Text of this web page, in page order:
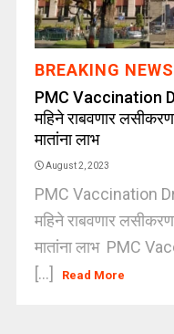
BREAKING NEWS
PMC Vaccination
महिने राबवणार
मातांना लाभ
August 2, 2023
PMC Vaccination
महिने राबवणार
मातांना लाभ PMC
[...]
Read More